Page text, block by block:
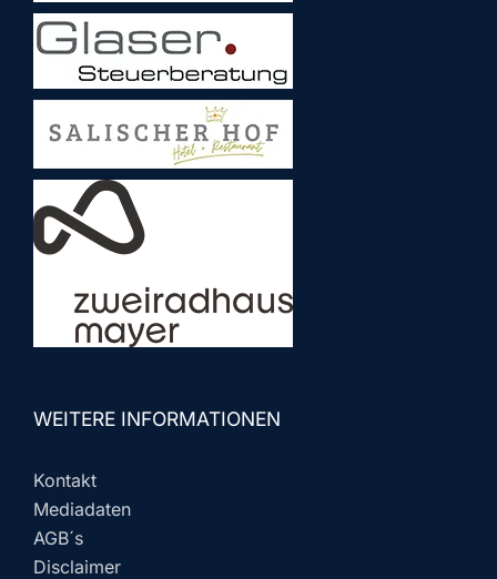
WEITERE INFORMATIONEN
Kontakt
Mediadaten
AGB´s
Disclaimer